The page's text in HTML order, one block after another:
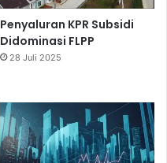
Penyaluran KPR Subsidi
Didominasi FLPP
28 Juli 2025